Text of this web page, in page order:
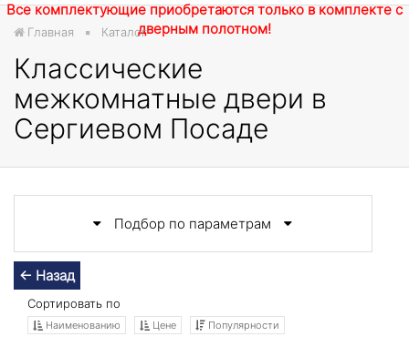
Все комплектующие приобретаются только в комплекте с
дверным полотном!
Главная Каталог
Классические
межкомнатные двери в
Сергиевом Посаде
Подбор по параметрам
← Назад
Сортировать по
Наименованию Цене Популярности